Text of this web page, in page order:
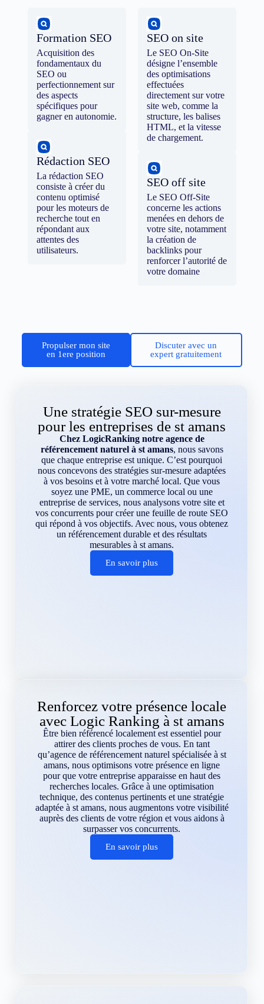
Formation SEO
Acquisition des
fondamentaux du
SEO ou
perfectionnement sur
des aspects
spécifiques pour
gagner en autonomie.
Rédaction SEO
La rédaction SEO
consiste à créer du
contenu optimisé
pour les moteurs de
recherche tout en
répondant aux
attentes des
utilisateurs.
SEO on site
Le SEO On-Site
désigne l’ensemble
des optimisations
effectuées
directement sur votre
site web, comme la
structure, les balises
HTML, et la vitesse
de chargement.
SEO off site
Le SEO Off-Site
concerne les actions
menées en dehors de
votre site, notamment
la création de
backlinks pour
renforcer l’autorité de
votre domaine
Propulser mon site
en 1ere position
Discuter avec un
expert gratuitement
Une stratégie SEO sur-mesure
pour les entreprises de st amans
Chez LogicRanking notre agence de
référencement naturel à st amans, nous savons
que chaque entreprise est unique. C’est pourquoi
nous concevons des stratégies sur-mesure adaptées
à vos besoins et à votre marché local. Que vous
soyez une PME, un commerce local ou une
entreprise de services, nous analysons votre site et
vos concurrents pour créer une feuille de route SEO
qui répond à vos objectifs. Avec nous, vous obtenez
un référencement durable et des résultats
mesurables à st amans.
En savoir plus
Renforcez votre présence locale
avec Logic Ranking à st amans
Être bien référencé localement est essentiel pour
attirer des clients proches de vous. En tant
qu’agence de référencement naturel spécialisée à st
amans, nous optimisons votre présence en ligne
pour que votre entreprise apparaisse en haut des
recherches locales. Grâce à une optimisation
technique, des contenus pertinents et une stratégie
adaptée à st amans, nous augmentons votre visibilité
auprès des clients de votre région et vous aidons à
surpasser vos concurrents.
En savoir plus